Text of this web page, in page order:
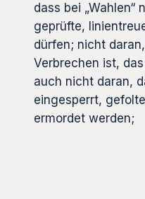
dass bei „Wahlen“
geprüfte,
dürfen; nicht
Verbrechen ist,
auch nicht daran,
eingesperrt,
ermordet werden;